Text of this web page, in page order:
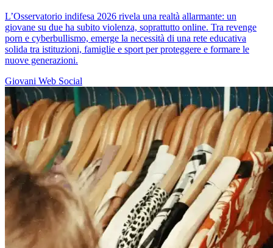
L’Osservatorio indifesa 2026 rivela una realtà allarmante: un
giovane su due ha subito violenza, soprattutto online. Tra revenge
porn e cyberbullismo, emerge la necessità di una rete educativa
solida tra istituzioni, famiglie e sport per proteggere e formare le
nuove generazioni.
Giovani Web Social